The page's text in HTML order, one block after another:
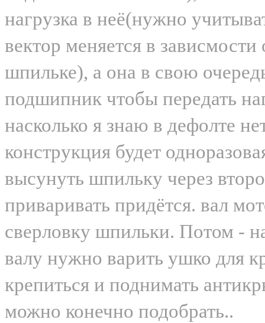
нагрузка в неё(нужно
вектор меняется в
шпильке), а она в свою
подшипник чтобы передать
насколько я знаю в дефолте
конструкция будет
высунуть шпильку через
приваривать придётся. вал
сверловку шпильки. Потом -
валу нужно варить ушко для
крепиться и поднимать
можно конечно подобрать..